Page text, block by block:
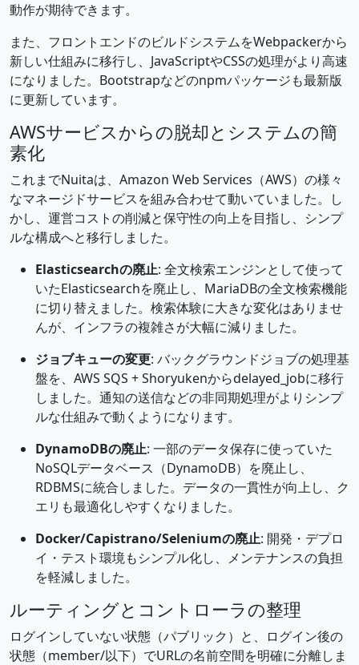
動作が期待できます。
また、フロントエンドのビルドシステムをWebpackerから
新しい仕組みに移行し、JavaScriptやCSSの処理がより高速
になりました。Bootstrapなどのnpmパッケージも最新版
に更新しています。
AWSサービスからの脱却とシステムの簡
素化
これまでNuitaは、Amazon Web Services（AWS）の様々
なマネージドサービスを組み合わせて動いていました。し
かし、運営コストの削減と保守性の向上を目指し、シンプ
ルな構成へと移行しました。
Elasticsearchの廃止: 全文検索エンジンとして使って
いたElasticsearchを廃止し、MariaDBの全文検索機能
に切り替えました。検索体験に大きな変化はありませ
んが、インフラの複雑さが大幅に減りました。
ジョブキューの変更: バックグラウンドジョブの処理基
盤を、AWS SQS + Shoryukenからdelayed_jobに移行
しました。通知の送信などの非同期処理がよりシンプ
ルな仕組みで動くようになります。
DynamoDBの廃止: 一部のデータ保存に使っていた
NoSQLデータベース（DynamoDB）を廃止し、
RDBMSに統合しました。データの一貫性が向上し、ク
エリも最適化しやすくなりました。
Docker/Capistrano/Seleniumの廃止: 開発・デプロ
イ・テスト環境もシンプル化し、メンテナンスの負担
を軽減しました。
ルーティングとコントローラの整理
ログインしていない状態（パブリック）と、ログイン後の
状態（member/以下）でURLの名前空間を明確に分離しま